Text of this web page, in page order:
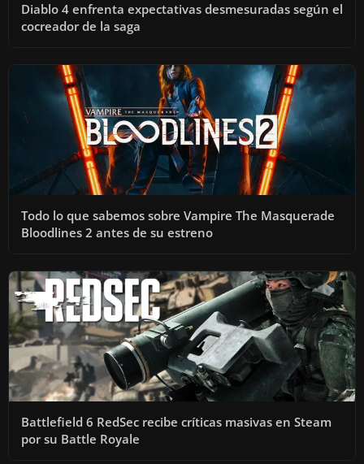
Diablo 4 enfrenta expectativas desmesuradas según el
cocreador de la saga
Todo lo que sabemos sobre Vampire The Masquerade
Bloodlines 2 antes de su estreno
Battlefield 6 RedSec recibe críticas masivas en Steam
por su Battle Royale